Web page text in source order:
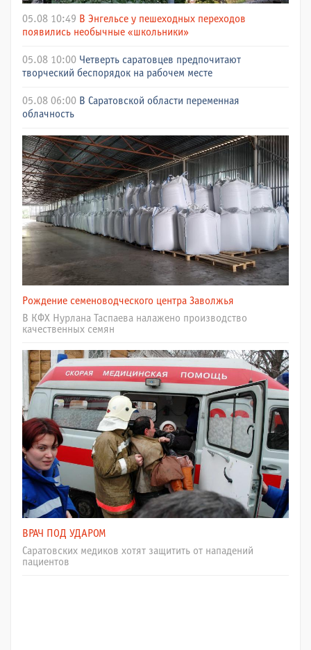
05.08 10:49 В Энгельсе у пешеходных переходов
появились необычные «школьники»
05.08 10:00 Четверть саратовцев предпочитают
творческий беспорядок на рабочем месте
05.08 06:00 В Саратовской области переменная
облачность
Рождение семеноводческого центра Заволжья
В КФХ Нурлана Таспаева налажено производство
качественных семян
ВРАЧ ПОД УДАРОМ
Саратовских медиков хотят защитить от нападений
пациентов